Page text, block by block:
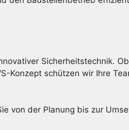
Sicherheitstechnik.
Konzept schützen wir Ihre
von der Planung bis zur